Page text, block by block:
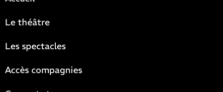
Le théâtre
Les spectacles
Accès compagnies